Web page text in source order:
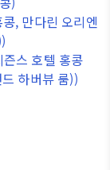
, 만다린 오리엔
스 호텔 홍콩
하버뷰 룸))